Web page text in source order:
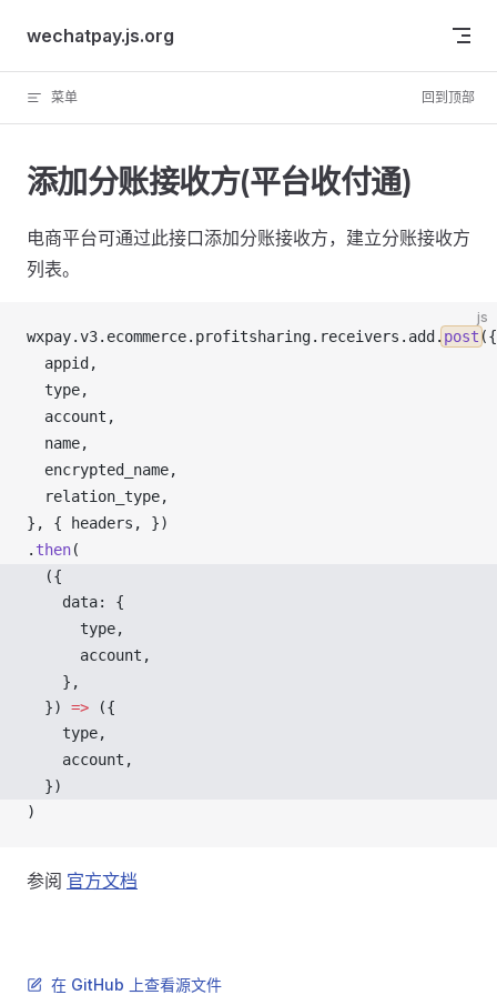
Skip to content
wechatpay.js.org
菜单 回到顶部
添加分账接收方(平台收付通)
电商平台可通过此接口添加分账接收方，建立分账接收方
列表。
js
wxpay.v3. ecommerce. profitsharing. receivers . add . post ({
appid ,
type,
account ,
name,
encrypted_name,
relation_type,
}, {
headers , })
. then(
  ({
data: {
type,
account ,
    },
  })
=> ({
type,
account ,
  })
)
参阅 官方文档
在 GitHub 上查看源文件